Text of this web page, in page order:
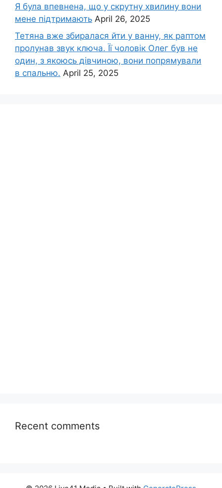
Я була впевнена, що у скрутну хвилину вони
мене підтримають April 26, 2025
Тетяна вже збиралася йти у ванну, як раптом
пролунав звук ключа. Її чоловік Олег був не
один, з якоюсь дівчиною, вони попрямували
в спальню. April 25, 2025
Recent comments